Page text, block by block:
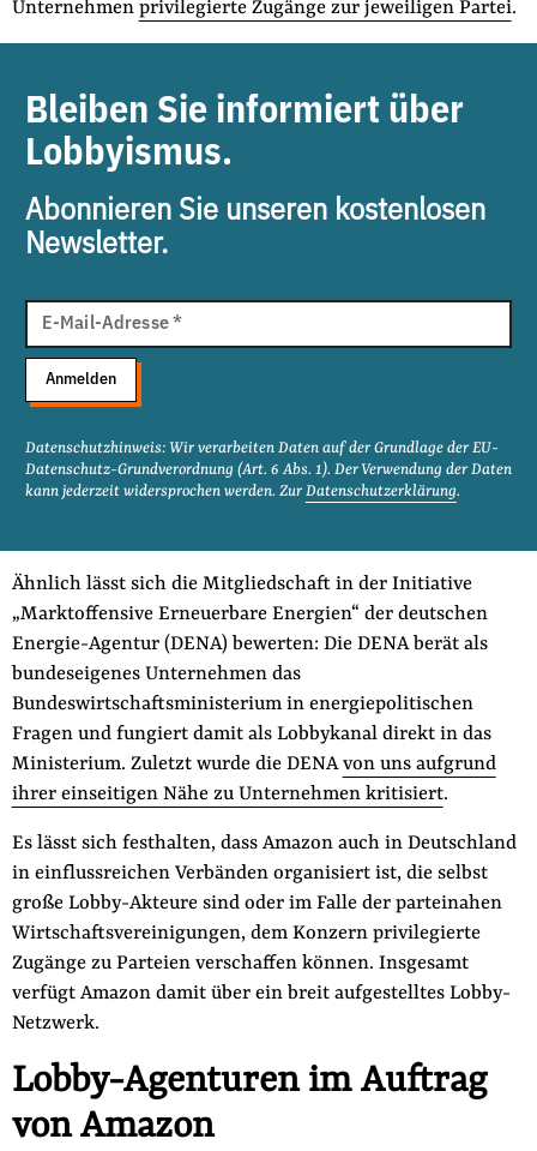
Unternehmen privilegierte Zugänge zur jeweiligen Partei.
Bleiben Sie informiert über
Lobbyismus.
Abonnieren Sie unseren kostenlosen
Newsletter.
Mail
Adresse
E-Mail-Adresse*
Anmelden
Datenschutzhinweis: Wir verarbeiten Daten auf der Grundlage der EU-
Datenschutz-Grundverordnung (Art. 6 Abs. 1). Der Verwendung der Daten
kann jederzeit widersprochen werden. Zur Datenschutzerklärung.
Ähnlich lässt sich die Mitgliedschaft in der Initiative
„Marktoffensive Erneuerbare Energien“ der deutschen
Energie-Agentur (DENA) bewerten: Die DENA berät als
bundeseigenes Unternehmen das
Bundeswirtschaftsministerium in energiepolitischen
Fragen und fungiert damit als Lobbykanal direkt in das
Ministerium. Zuletzt wurde die DENAvon uns aufgrund
ihrer einseitigen Nähe zu Unternehmen kritisiert.
Es lässt sich festhalten, dass Amazon auch in Deutschland
in einflussreichen Verbänden organisiert ist, die selbst
große Lobby-Akteure sind oder im Falle der parteinahen
Wirtschaftsvereinigungen, dem Konzern privilegierte
Zugänge zu Parteien verschaffen können. Insgesamt
verfügt Amazon damit über ein breit aufgestelltes Lobby-
Netzwerk.
Lobby-Agenturen im Auftrag
von Amazon